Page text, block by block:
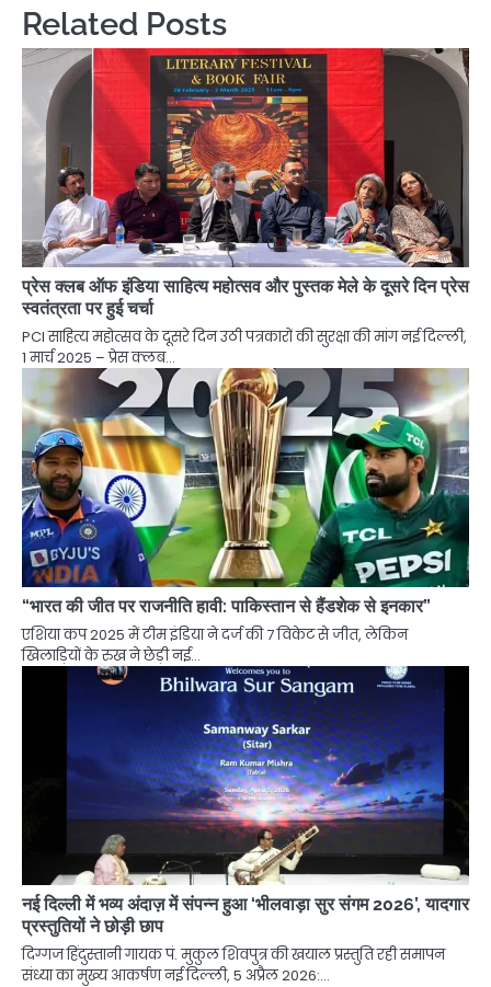
Related Posts
प्रेस क्लब ऑफ इंडिया साहित्य महोत्सव और पुस्तक मेले के दूसरे दिन प्रेस
स्वतंत्रता पर हुई चर्चा
PCI साहित्य महोत्सव के दूसरे दिन उठी पत्रकारों की सुरक्षा की मांग नई दिल्ली,
1 मार्च 2025 – प्रेस क्लब…
“भारत की जीत पर राजनीति हावी: पाकिस्तान से हैंडशेक से इनकार”
एशिया कप 2025 में टीम इंडिया ने दर्ज की 7 विकेट से जीत, लेकिन
खिलाड़ियों के रुख ने छेड़ी नई…
नई दिल्ली में भव्य अंदाज़ में संपन्न हुआ ‘भीलवाड़ा सुर संगम 2026’, यादगार
प्रस्तुतियों ने छोड़ी छाप
दिग्गज हिंदुस्तानी गायक पं. मुकुल शिवपुत्र की खयाल प्रस्तुति रही समापन
संध्या का मुख्य आकर्षण नई दिल्ली, 5 अप्रैल 2026:…